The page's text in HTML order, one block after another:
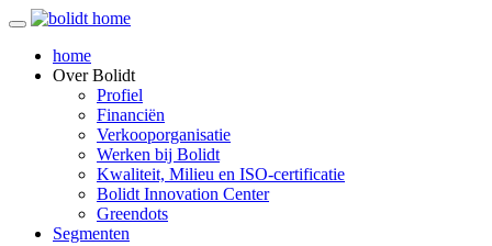
home
OverBolidt
Profiel
Financiën
Verkooporganisatie
Werken bij Bolidt
Kwaliteit, Milieu en ISO-certificatie
Bolidt Innovation Center
Greendots
Segmenten